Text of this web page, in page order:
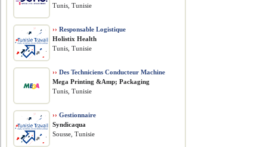
Tunis, Tunisie
›› Responsable Logistique
Holistix Health
Tunis, Tunisie
›› Des Techniciens Conducteur Machine
Mega Printing &Amp; Packaging
Tunis, Tunisie
›› Gestionnaire
Syndicaqua
Sousse, Tunisie